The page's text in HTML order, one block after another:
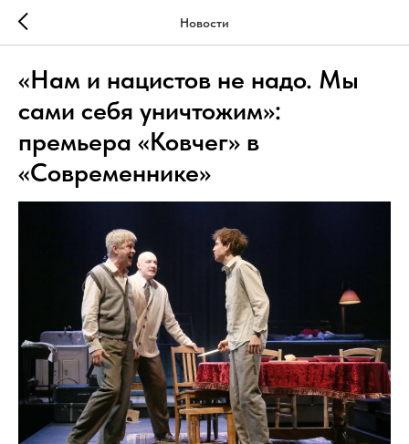
Новости
«Нам и нацистов не надо. Мы
сами себя уничтожим»:
премьера «Ковчег» в
«Современнике»